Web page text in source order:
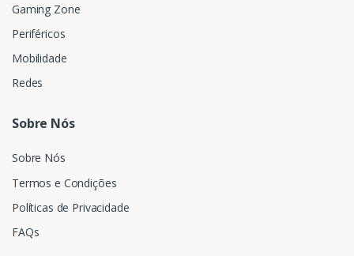
Gaming Zone
Periféricos
Mobilidade
Redes
Sobre Nós
Sobre Nós
Termos e Condições
Políticas de Privacidade
FAQs